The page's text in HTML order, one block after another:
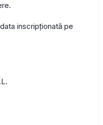
inscripționată pe